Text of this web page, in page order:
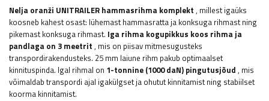
Nelja oranži UNITRAILER hammasrihma komplekt , millest igaüks
koosneb kahest osast: lühemast hammasratta ja konksuga rihmast ning
pikemast konksuga rihmast. Iga rihma kogupikkus koos rihma ja
pandlaga on 3 meetrit , mis on piisav mitmesugusteks
transpordirakendusteks. 25 mm laiune rihm pakub optimaalset
kinnituspinda. Igal rihmal on 1-tonnine (1000 daN) pingutusjõud , mis
võimaldab transpordi ajal igakülgset ja ohutut kinnitamist ning stabiilset
koorma kinnitamist.